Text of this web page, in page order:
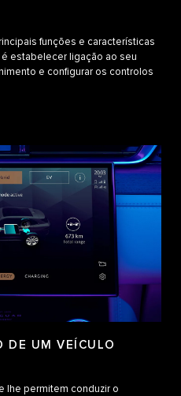
funções e características
estabelecer ligação ao seu
e configurar os controlos
DE UM VEÍCULO
lhe permitem conduzir o